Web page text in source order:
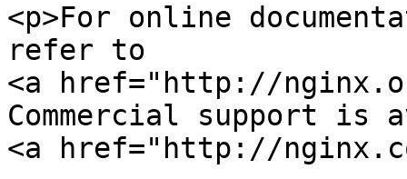
<p>For online
refer to
<a href="http://
Commercial support is
<a href="http://